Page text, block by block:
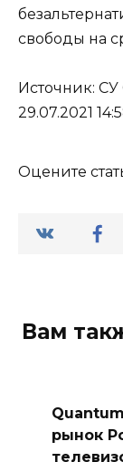
свободы на
Источник:
29.07.2021
Оцените
Вам
рынок